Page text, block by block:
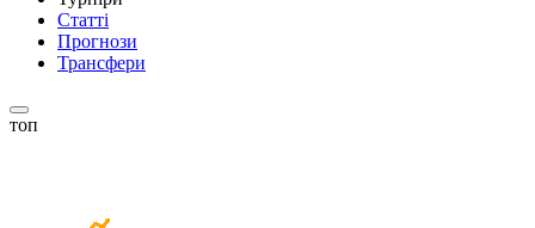
Статті
Прогнози
Трансфери
топ